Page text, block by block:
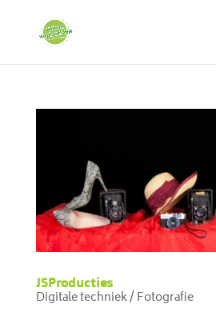
JSProducties
Digitale techniek / Fotografie